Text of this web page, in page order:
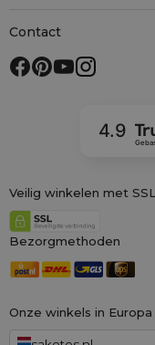
Onze winkels in Europa
Contact
4.9
Veilig winkelen met SSL
Bezorgmethoden